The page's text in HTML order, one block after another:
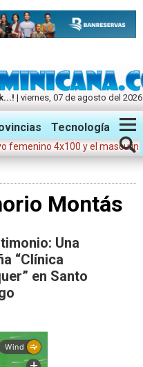
| viernes, 07 de agosto del 2026
Tecnología
4x100 y el masculino
Montás
Una
“Clínica
en Santo